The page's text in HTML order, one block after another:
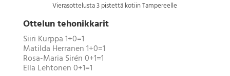
Vierasottelusta 3 pistettä kotiin Tampereelle
Ottelun tehonikkarit
Siiri Kurppa 1+0=1
Matilda Herranen 1+0=1
Rosa-Maria Sirén 0+1=1
Ella Lehtonen 0+1=1